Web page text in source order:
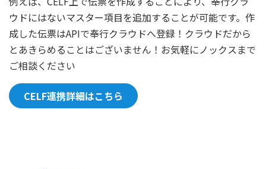
ウドにはないマスター項目を追加することが可能です。作
成した伝票はAPIで奉行クラウドへ登録！クラウドだから
とあきらめることはございません！お気軽にノックスまで
ご相談ください
CELF連携詳細はこちら